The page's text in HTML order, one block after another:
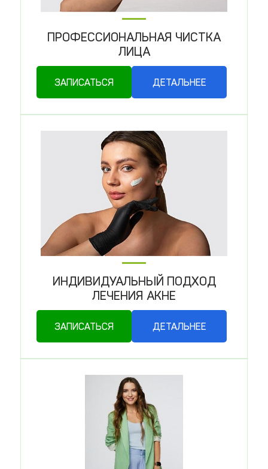
ПРОФЕССИОНАЛЬНАЯ ЧИСТКА
ЛИЦА
ЗАПИСАТЬСЯ ДЕТАЛЬНЕЕ
ИНДИВИДУАЛЬНЫЙ ПОДХОД
ЛЕЧЕНИЯ АКНЕ
ЗАПИСАТЬСЯ ДЕТАЛЬНЕЕ